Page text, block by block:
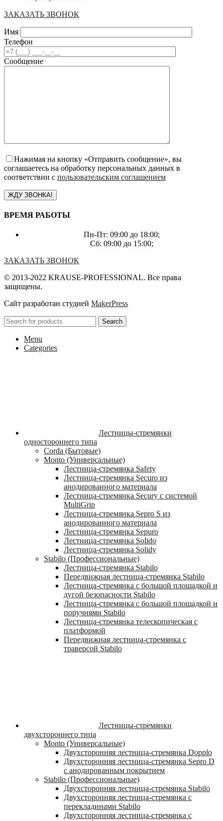
ЗАКАЗАТЬ ЗВОНОК
Имя
Телефон
Сообщение
Нажимая на кнопку «Отправить сообщение», вы
соглашаетесь на обработку персональных данных в
соответствии с пользовательским соглашением
ВРЕМЯ РАБОТЫ
Пн-Пт: 09:00 до 18:00;
Сб: 09:00 до 15:00;
ЗАКАЗАТЬ ЗВОНОК
© 2013-2022 KRAUSE-PROFESSIONAL. Все права
защищены.
Сайт разработан студией MakerPress
Search
Menu
Categories
Лестницы-стремянки
одностороннего типа
Corda (Бытовые)
Monto (Универсальные)
Лестница-стремянка Safety
Лестница-стремянка Securo из
анодированного материала
Лестница-стремянка Secury с системой
MultiGrip
Лестница-стремянка Sepro S из
анодированного материала
Лестница-стремянка Sepuro
Лестница-стремянка Solido
Лестница-стремянка Solidy
Stabilo (Профессиональные)
Лестница-стремянка Stabilo
Передвижная лестница-стремянка Stabilo
Лестница-стремянка с большой площадкой и
дугой безопасности Stabilo
Лестница-стремянка с большой площадкой и
поручнями Stabilo
Лестница-стремянка телескопическая с
платформой
Передвижная лестница-стремянка с
траверсой Stabilo
Лестницы-стремянки
двухстороннего типа
Monto (Универсальные)
Двухсторонняя лестница-стремянка Dopplo
Двухсторонняя лестница-стремянка Sepro D
с анодированным покрытием
Stabilo (Профессиональные)
Двухсторонняя лестница-стремянка Stabilo
Двухсторонняя лестница-стремянка с
перекладинами Stabilo
Двухсторонняя лестница-стремянка с